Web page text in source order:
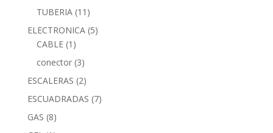
TUBERIA (11)
ELECTRONICA (5)
CABLE (1)
conector (3)
ESCALERAS (2)
ESCUADRADAS (7)
GAS (8)